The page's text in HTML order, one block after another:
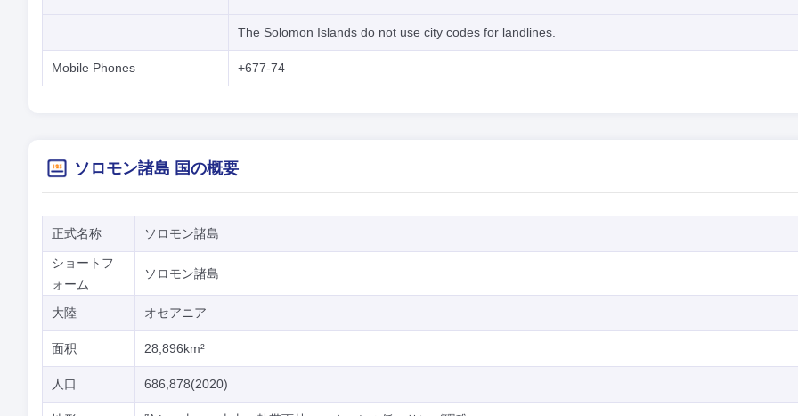
The Solomon Islands do not use city codes for landlines.
Mobile Phones +677-74
ソロモン諸島 国の概要
正式名称 ソロモン諸島
ショートフ
ォーム
ソロモン諸島
大陸 オセアニア
面积 28,896km²
人口 686,878(2020)